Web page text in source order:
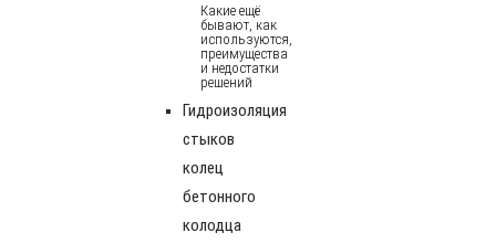
Какие ещё
бывают, как
используются,
преимущества
и недостатки
решений
Гидроизоляция
стыков
колец
бетонного
колодца